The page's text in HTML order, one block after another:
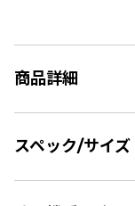
商品詳細
スペック/サイズ